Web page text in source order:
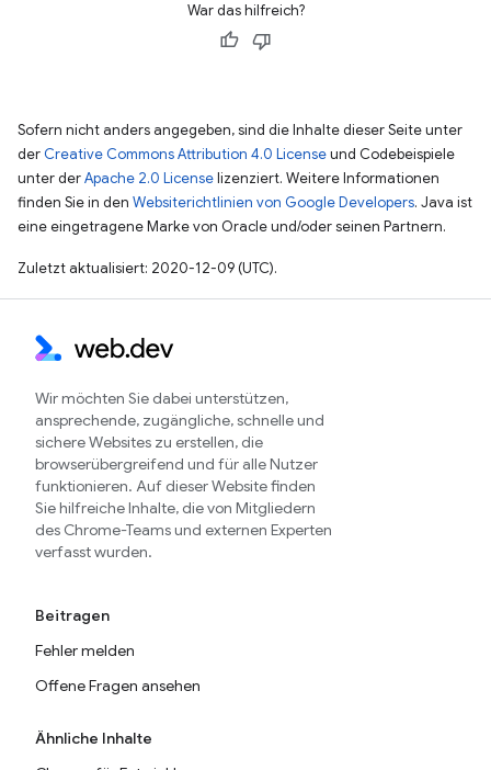
War das hilfreich?
Sofern nicht anders angegeben, sind die Inhalte dieser Seite unter
der Creative Commons Attribution 4.0 Licenseund Codebeispiele
unter derApache 2.0 Licenselizenziert. Weitere Informationen
finden Sie in den Websiterichtlinien von Google Developers. Java ist
eine eingetragene Marke von Oracle und/oder seinen Partnern.
Zuletzt aktualisiert: 2020-12-09 (UTC).
Wir möchten Sie dabei unterstützen,
ansprechende, zugängliche, schnelle und
sichere Websites zu erstellen, die
browserübergreifend und für alle Nutzer
funktionieren. Auf dieser Website finden
Sie hilfreiche Inhalte, die von Mitgliedern
des Chrome-Teams und externen Experten
verfasst wurden.
Beitragen
Fehler melden
Offene Fragen ansehen
Ähnliche Inhalte